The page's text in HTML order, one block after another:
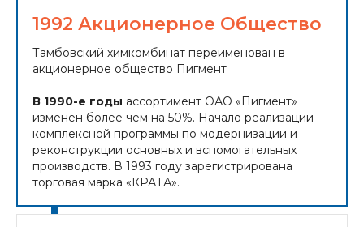
1992 Акционерное Общество
Тамбовский химкомбинат переименован в
акционерное общество Пигмент
В 1990-е годы ассортимент ОАО «Пигмент»
изменен более чем на 50%. Начало реализации
комплексной программы по модернизации и
реконструкции основных и вспомогательных
производств. В 1993 году зарегистрирована
торговая марка «КРАТА».